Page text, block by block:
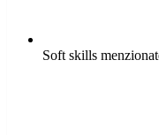
Soft skills